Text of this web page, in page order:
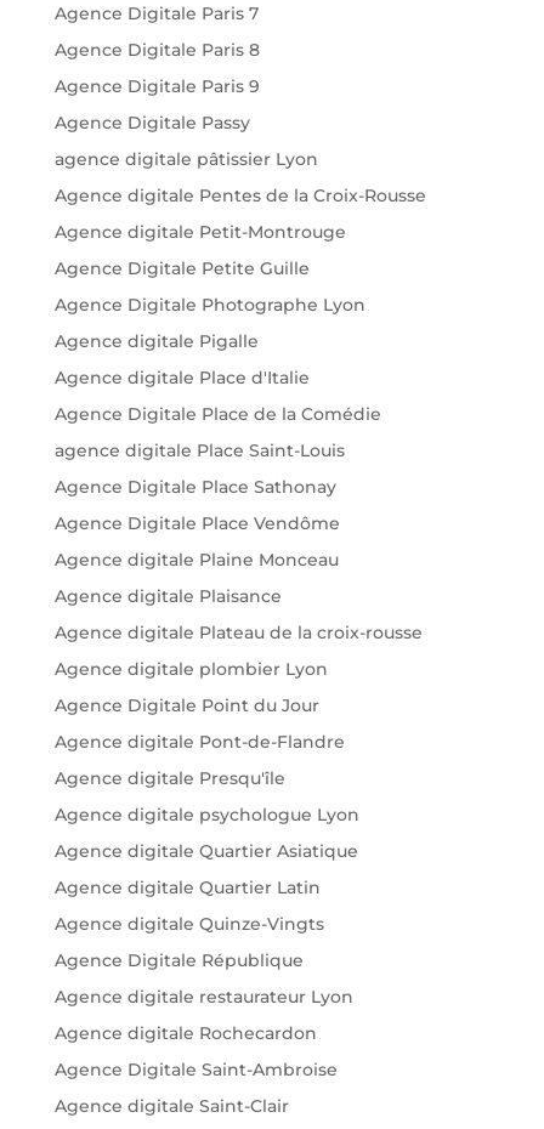
Agence Digitale Paris 7
Agence Digitale Paris 8
Agence Digitale Paris 9
Agence Digitale Passy
agence digitale pâtissier Lyon
Agence digitale Pentes de la Croix-Rousse
Agence digitale Petit-Montrouge
Agence Digitale Petite Guille
Agence Digitale Photographe Lyon
Agence digitale Pigalle
Agence digitale Place d'Italie
Agence Digitale Place de la Comédie
agence digitale Place Saint-Louis
Agence Digitale Place Sathonay
Agence Digitale Place Vendôme
Agence digitale Plaine Monceau
Agence digitale Plaisance
Agence digitale Plateau de la croix-rousse
Agence digitale plombier Lyon
Agence Digitale Point du Jour
Agence digitale Pont-de-Flandre
Agence digitale Presqu'île
Agence digitale psychologue Lyon
Agence digitale Quartier Asiatique
Agence digitale Quartier Latin
Agence digitale Quinze-Vingts
Agence Digitale République
Agence digitale restaurateur Lyon
Agence digitale Rochecardon
Agence Digitale Saint-Ambroise
Agence digitale Saint-Clair